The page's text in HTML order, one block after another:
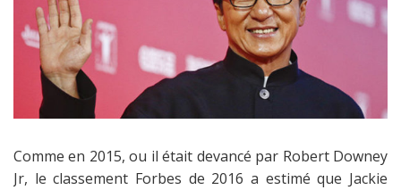
Comme en 2015, ou il était devancé par Robert Downey
Jr, le classement Forbes de 2016 a estimé que Jackie